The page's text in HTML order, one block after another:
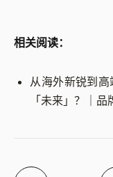
相关阅读：
从海外新锐到高
「未来」？｜